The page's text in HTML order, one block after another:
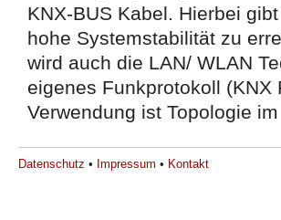
KNX-BUS Kabel. Hierbei
hohe Systemstabilität zu
wird auch die LAN/ WLAN
eigenes Funkprotokoll
Verwendung ist Topologie
Datenschutz • Impressum • Kontakt
527efb333